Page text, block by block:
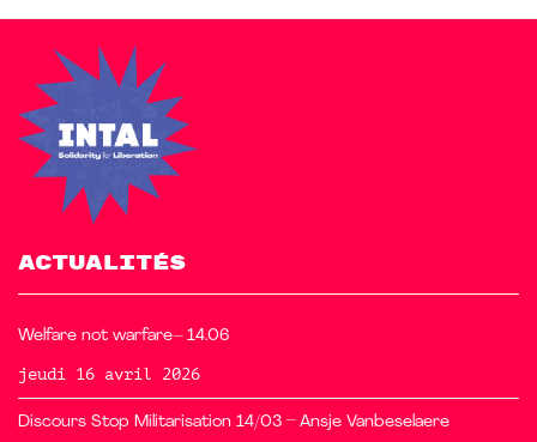
ACTUALITÉS
Welfare not warfare– 14.06
jeudi 16 avril 2026
Discours Stop Militarisation 14/03 – Ansje Vanbeselaere